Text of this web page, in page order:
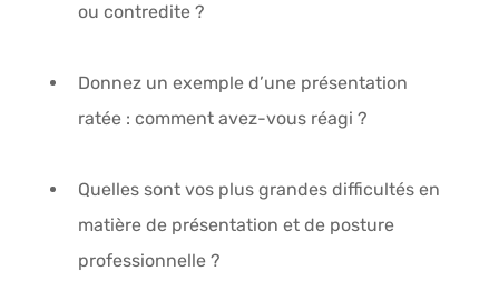
ou contredite ?
Donnez un exemple d’une présentation
ratée : comment avez-vous réagi ?
Quelles sont vos plus grandes difficultés en
matière de présentation et de posture
professionnelle ?